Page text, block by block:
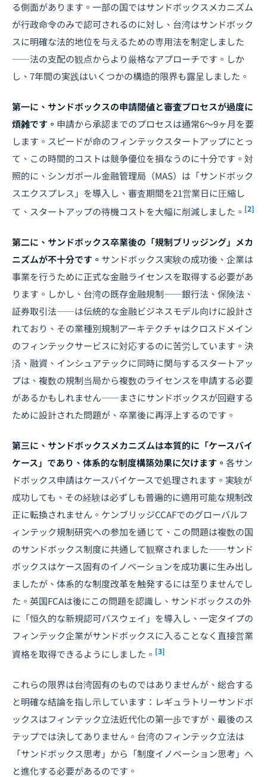
る側面があります。一部の国ではサンドボックスメカニズム
が行政命令のみで認可されるのに対し、台湾はサンドボック
スに明確な法的地位を与えるための専用法を制定しました
――法の支配の観点からより厳格なアプローチです。しか
し、7年間の実践はいくつかの構造的限界も露呈しました。
第一に、サンドボックスの申請閾値と審査プロセスが過度に
煩雑です。 申請から承認までのプロセスは通常6〜9ヶ月を要
します。スピードが命のフィンテックスタートアップにとっ
て、この時間的コストは競争優位を損なうのに十分です。対
照的に、シンガポール金融管理局（MAS）は「サンドボック
スエクスプレス」を導入し、審査期間を21営業日に圧縮し
て、スタートアップの待機コストを大幅に削減しました。 [2]
第二に、サンドボックス卒業後の「規制ブリッジング」メカ
ニズムが不十分です。 サンドボックス実験の成功後、企業は
事業を行うために正式な金融ライセンスを取得する必要があ
ります。しかし、台湾の既存金融規制――銀行法、保険法、
証券取引法――は伝統的な金融ビジネスモデル向けに設計さ
れており、その業種別規制アーキテクチャはクロスドメイン
のフィンテックサービスに対応するのに苦労しています。決
済、融資、インシュアテックに同時に関与するスタートアッ
プは、複数の規制当局から複数のライセンスを申請する必要
があるかもしれません――まさにサンドボックスが回避する
ために設計された問題が、卒業後に再浮上するのです。
第三に、サンドボックスメカニズムは本質的に「ケースバイ
ケース」であり、体系的な制度構築効果に欠けます。 各サン
ドボックス申請はケースバイケースで処理されます。実験が
成功しても、その経験は必ずしも普遍的に適用可能な規制改
正に転換されません。ケンブリッジCCAFでのグローバルフ
ィンテック規制研究への参加を通じて、この問題は複数の国
のサンドボックス制度に共通して観察されました――サンド
ボックスはケース固有のイノベーションを成功裏に生み出し
ましたが、体系的な制度改革を触発するには至りませんでし
た。英国FCAは後にこの問題を認識し、サンドボックスの外
に「恒久的な新規認可パスウェイ」を導入し、一定タイプの
フィンテック企業がサンドボックスに入ることなく直接営業
資格を取得できるようにしました。 [3]
これらの限界は台湾固有のものではありませんが、総合する
と明確な結論を指し示しています：レギュラトリーサンドボ
ックスはフィンテック立法近代化の第一歩ですが、最後のス
テップでは決してありません。台湾のフィンテック立法は
「サンドボックス思考」から「制度イノベーション思考」へ
と進化する必要があるのです。